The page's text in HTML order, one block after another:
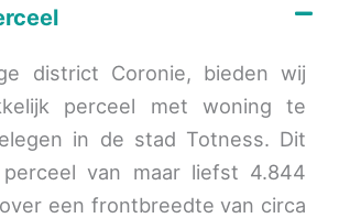
district Coronie, bieden wij
perceel met woning te
in de stad Totness. Dit
perceel van maar liefst 4.844
een frontbreedte van circa